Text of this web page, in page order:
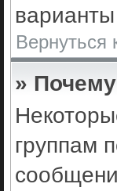
Вернуться
»
группам